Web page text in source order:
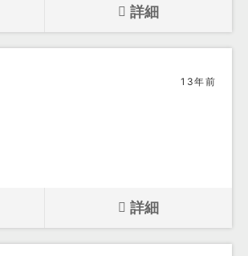
詳細
13年前
詳細